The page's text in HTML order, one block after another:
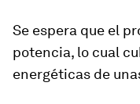
Se espera que el
potencia, lo cual
energéticas de